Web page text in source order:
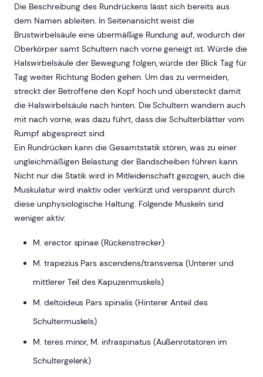
Die Beschreibung des Rundrückens lässt sich bereits aus
dem Namen ableiten. In Seitenansicht weist die
Brustwirbelsäule eine übermäßige Rundung auf, wodurch der
Oberkörper samt Schultern nach vorne geneigt ist. Würde die
Halswirbelsäule der Bewegung folgen, würde der Blick Tag für
Tag weiter Richtung Boden gehen. Um das zu vermeiden,
streckt der Betroffene den Kopf hoch und übersteckt damit
die Halswirbelsäule nach hinten. Die Schultern wandern auch
mit nach vorne, was dazu führt, dass die Schulterblätter vom
Rumpf abgespreizt sind.
Ein Rundrücken kann die Gesamtstatik stören, was zu einer
ungleichmäßigen Belastung der Bandscheiben führen kann.
Nicht nur die Statik wird in Mitleidenschaft gezogen, auch die
Muskulatur wird inaktiv oder verkürzt und verspannt durch
diese unphysiologische Haltung. Folgende Muskeln sind
weniger aktiv:
M. erector spinae (Rückenstrecker)
M. trapezius Pars ascendens/transversa (Unterer und
mittlerer Teil des Kapuzenmuskels)
M. deltoideus Pars spinalis (Hinterer Anteil des
Schultermuskels)
M. teres minor, M. infraspinatus (Außenrotatoren im
Schultergelenk)